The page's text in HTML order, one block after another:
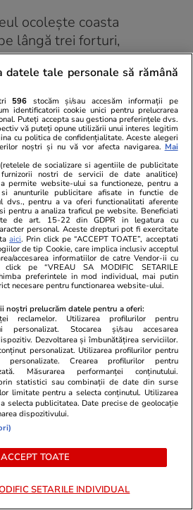
ocolește coasta
lângă trei forturi,
anilor 1800 pentru a
a Capri, între Grota
Forturile Orrico,
fost construite de englezi și
care au luat Capri în
apă și purtați pantofi
deoarece există puțină
soarelui prin vegetația joasă
la far este unul dintre
de făcut pe Capri.
pe care să le încerci
datele tale personale să rămână
596 stocăm și/sau accesăm informații pe
identificatorii cookie unici pentru prelucrarea
Puteți accepta sau gestiona preferințele dvs.
vă puteți opune utilizării unui interes legitim
cu politica de confidențialitate. Aceste alegeri
noștri și nu vă vor afecta navigarea. Mai
de socializare si agentiile de publicitate
nostri de servicii de date analitice)
permite website-ului sa functioneze, pentru a
si anunturile publicitare afisate in functie de
dvs., pentru a va oferi functionalitati aferente
pentru a analiza traficul pe website. Beneficiati
de art. 15-22 din GDPR in legatura cu
personal. Aceste drepturi pot fi exercitate
aici. Prin click pe “ACCEPT TOATE”, acceptati
de tip Cookie, care implica inclusiv acceptul
accesarea informatiilor de catre Vendor-ii cu
pe “VREAU SA MODIFIC SETARILE
preferintele in mod individual, mai putin
necesare pentru functionarea website-ului.
noștri prelucrăm datele pentru a oferi:
reclamelor. Utilizarea profilurilor pentru
personalizat. Stocarea și/sau accesarea
Dezvoltarea și îmbunătățirea serviciilor.
personalizat. Utilizarea profilurilor pentru
personalizate. Crearea profilurilor pentru
Măsurarea performanței conținutului.
statistici sau combinații de date din surse
limitate pentru a selecta conținutul. Utilizarea
selecta publicitatea. Date precise de geolocație
dispozitivului.
ACCEPT TOATE
SETARILE INDIVIDUAL